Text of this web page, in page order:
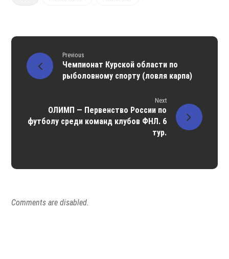
Previous
Чемпионат Курской области по
рыболовному спорту (ловля карпа)
Next
ОЛИМП — Первенство России по
футболу среди команд клубов ФНЛ. 6
тур.
Comments are disabled.